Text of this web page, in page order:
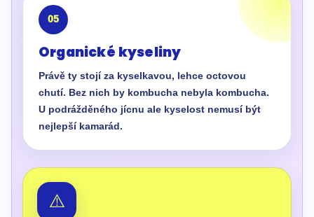
05
Organické kyseliny
Právě ty stojí za kyselkavou, lehce octovou
chutí. Bez nich by kombucha nebyla kombucha.
U podrážděného jícnu ale kyselost nemusí být
nejlepší kamarád.
⚠️